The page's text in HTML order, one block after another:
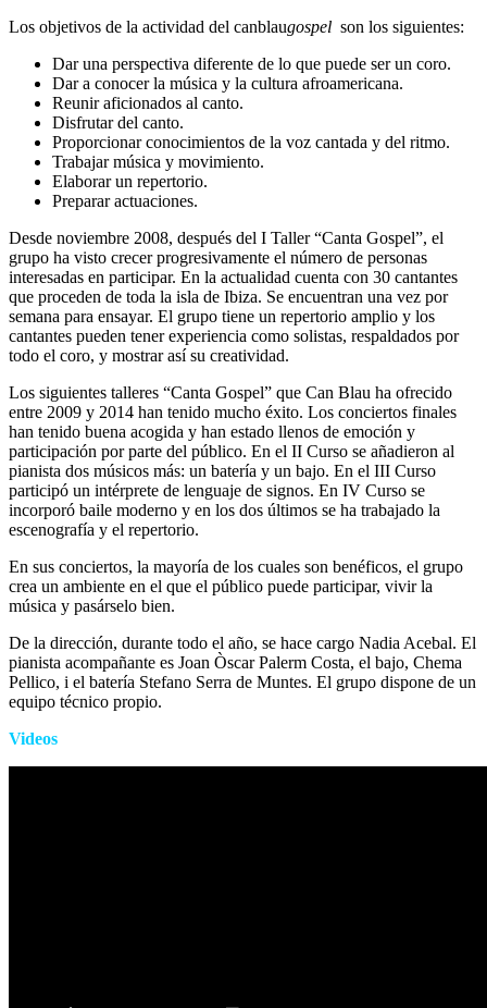
Los objetivos de la actividad del canblaugospel son los siguientes:
Dar una perspectiva diferente de lo que puede ser un coro.
Dar a conocer la música y la cultura afroamericana.
Reunir aficionados al canto.
Disfrutar del canto.
Proporcionar conocimientos de la voz cantada y del ritmo.
Trabajar música y movimiento.
Elaborar un repertorio.
Preparar actuaciones.
Desde noviembre 2008, después del I Taller “Canta Gospel”, el
grupo ha visto crecer progresivamente el número de personas
interesadas en participar. En la actualidad cuenta con 30 cantantes
que proceden de toda la isla de Ibiza. Se encuentran una vez por
semana para ensayar. El grupo tiene un repertorio amplio y los
cantantes pueden tener experiencia como solistas, respaldados por
todo el coro, y mostrar así su creatividad.
Los siguientes talleres “Canta Gospel” que Can Blau ha ofrecido
entre 2009 y 2014 han tenido mucho éxito. Los conciertos finales
han tenido buena acogida y han estado llenos de emoción y
participación por parte del público. En el II Curso se añadieron al
pianista dos músicos más: un batería y un bajo. En el III Curso
participó un intérprete de lenguaje de signos. En IV Curso se
incorporó baile moderno y en los dos últimos se ha trabajado la
escenografía y el repertorio.
En sus conciertos, la mayoría de los cuales son benéficos, el grupo
crea un ambiente en el que el público puede participar, vivir la
música y pasárselo bien.
De la dirección, durante todo el año, se hace cargo Nadia Acebal. El
pianista acompañante es Joan Òscar Palerm Costa, el bajo, Chema
Pellico, i el batería Stefano Serra de Muntes. El grupo dispone de un
equipo técnico propio.
Videos